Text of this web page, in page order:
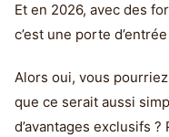
Et en 2026, avec des
c’est une porte
Alors oui, vous
que ce serait aussi
d’avantages exclusifs